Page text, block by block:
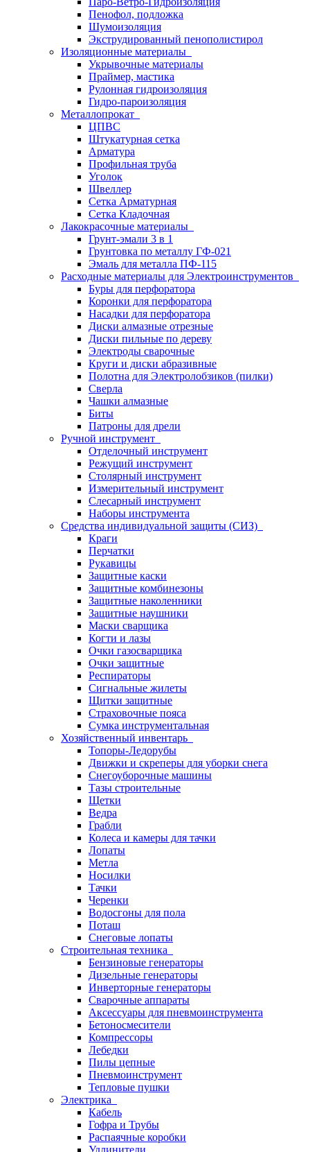
Пенофол, подложка
Шумоизоляция
Экструдированный пенополистирол
Изоляционные материалы
Укрывочные материалы
Праймер, мастика
Рулонная гидроизоляция
Гидро-пароизоляция
Металлопрокат
ЦПВС
Штукатурная сетка
Арматура
Профильная труба
Уголок
Швеллер
Сетка Арматурная
Сетка Кладочная
Лакокрасочные материалы
Грунт-эмали 3 в 1
Грунтовка по металлу ГФ-021
Эмаль для металла ПФ-115
Расходные материалы для Электроинструментов
Буры для перфоратора
Коронки для перфоратора
Насадки для перфоратора
Диски алмазные отрезные
Диски пильные по дереву
Электроды сварочные
Круги и диски абразивные
Полотна для Электролобзиков (пилки)
Сверла
Чашки алмазные
Биты
Патроны для дрели
Ручной инструмент
Отделочный инструмент
Режущий инструмент
Столярный инструмент
Измерительный инструмент
Слесарный инструмент
Наборы инструмента
Средства индивидуальной защиты (СИЗ)
Краги
Перчатки
Рукавицы
Защитные каски
Защитные комбинезоны
Защитные наколенники
Защитные наушники
Маски сварщика
Когти и лазы
Очки газосварщика
Очки защитные
Респираторы
Сигнальные жилеты
Щитки защитные
Страховочные пояса
Сумка инструментальная
Хозяйственный инвентарь
Топоры-Ледорубы
Движки и скреперы для уборки снега
Снегоуборочные машины
Тазы строительные
Щетки
Ведра
Грабли
Колеса и камеры для тачки
Лопаты
Метла
Носилки
Тачки
Черенки
Водосгоны для пола
Поташ
Снеговые лопаты
Строительная техника
Бензиновые генераторы
Дизельные генераторы
Инверторные генераторы
Сварочные аппараты
Аксессуары для пневмоинструмента
Бетоносмесители
Компрессоры
Лебедки
Пилы цепные
Пневмоинструмент
Тепловые пушки
Электрика
Кабель
Гофра и Трубы
Распаячные коробки
Удлинители